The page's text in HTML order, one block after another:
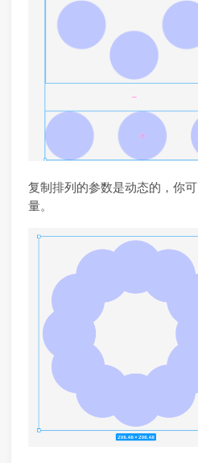
复制排列的参数是动态的，你
量。